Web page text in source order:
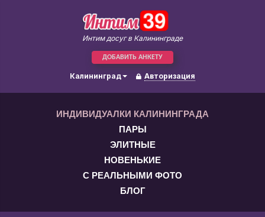
Интим досуг в Калининграде
ДОБАВИТЬ АНКЕТУ
Калининград Авторизация
ИНДИВИДУАЛКИ КАЛИНИНГРАДА
ПАРЫ
ЭЛИТНЫЕ
НОВЕНЬКИЕ
С РЕАЛЬНЫМИ ФОТО
БЛОГ